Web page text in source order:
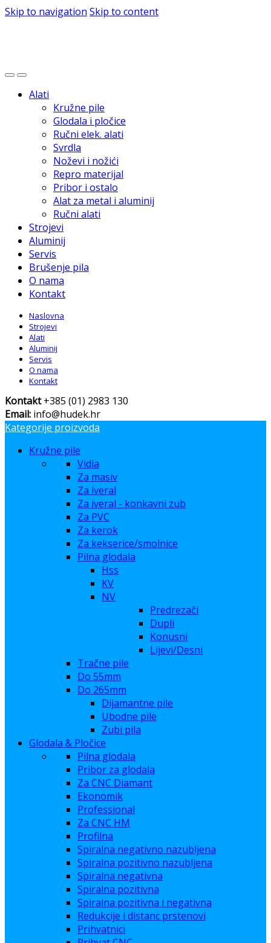
Skip to navigation Skip to content
Alati
Kružne pile
Glodala i pločice
Ručni elek. alati
Svrdla
Noževi i nožići
Repro materijal
Pribor i ostalo
Alat za metal i aluminij
Ručni alati
Strojevi
Aluminij
Servis
Brušenje pila
O nama
Kontakt
Naslovna
Strojevi
Alati
Aluminij
Servis
O nama
Kontakt
Kontakt+385 (01) 2983 130
Email: info@hudek.hr
Kategorije proizvoda
Kružne pile
Vidia
Za masiv
Za iveral
Za iveral - konkavni zub
Za PVC
Za kerok
Za kekserice/smolnice
Pilna glodala
Hss
KV
NV
Predrezači
Dupli
Konusni
Lijevi/Desni
Tračne pile
Do 55mm
Do 265mm
Dijamantne pile
Ubodne pile
Zubi pila
Glodala & Pločice
Pilna glodala
Pribor za glodala
Za CNC Diamant
Ekonomik
Professional
Za CNC HM
Profilna
Spiralna negativno nazubljena
Spiralna pozitivno nazubljena
Spiralna negativna
Spiralna pozitivna
Spiralna pozitivna i negativna
Redukcije i distanc prstenovi
Prihvatnici